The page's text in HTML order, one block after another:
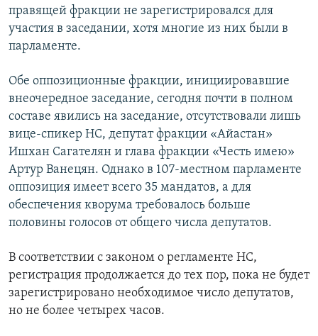
правящей фракции не зарегистрировался для
участия в заседании, хотя многие из них были в
парламенте.
Обе оппозиционные фракции, инициировавшие
внеочередное заседание, сегодня почти в полном
составе явились на заседание, отсутствовали лишь
вице-спикер НС, депутат фракции «Айастан»
Ишхан Сагателян и глава фракции «Честь имею»
Артур Ванецян. Однако в 107-местном парламенте
оппозиция имеет всего 35 мандатов, а для
обеспечения кворума требовалось больше
половины голосов от общего числа депутатов.
В соответствии с законом о регламенте НС,
регистрация продолжается до тех пор, пока не будет
зарегистрировано необходимое число депутатов,
но не более четырех часов.